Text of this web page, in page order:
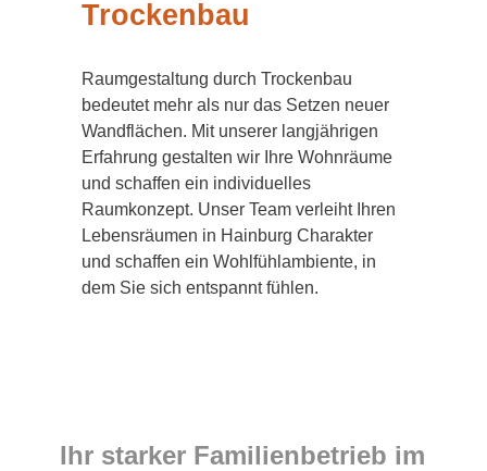
Trockenbau
Raumgestaltung durch Trockenbau
bedeutet mehr als nur das Setzen neuer
Wandflächen. Mit unserer langjährigen
Erfahrung gestalten wir Ihre Wohnräume
und schaffen ein individuelles
Raumkonzept. Unser Team verleiht Ihren
Lebensräumen in Hainburg Charakter
und schaffen ein Wohlfühlambiente, in
dem Sie sich entspannt fühlen.
Ihr starker Familienbetrieb im